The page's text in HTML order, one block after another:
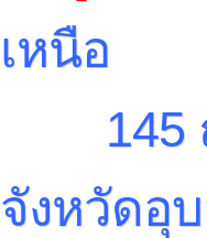
เหนือ
145 ถ
จังหวัดอุ